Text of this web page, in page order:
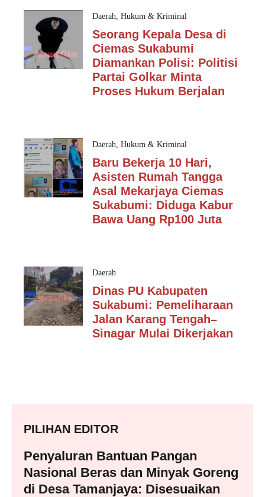
Daerah, Hukum & Kriminal
Seorang Kepala Desa di
Ciemas Sukabumi
Diamankan Polisi: Politisi
Partai Golkar Minta
Proses Hukum Berjalan
Daerah, Hukum & Kriminal
Baru Bekerja 10 Hari,
Asisten Rumah Tangga
Asal Mekarjaya Ciemas
Sukabumi: Diduga Kabur
Bawa Uang Rp100 Juta
Daerah
Dinas PU Kabupaten
Sukabumi: Pemeliharaan
Jalan Karang Tengah–
Sinagar Mulai Dikerjakan
PILIHAN EDITOR
Penyaluran Bantuan Pangan
Nasional Beras dan Minyak Goreng
di Desa Tamanjaya: Disesuaikan